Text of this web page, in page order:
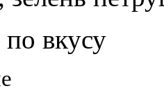
вкусу